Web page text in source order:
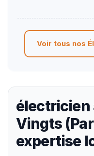
Voir tous nos
électricien
Vingts
expertise